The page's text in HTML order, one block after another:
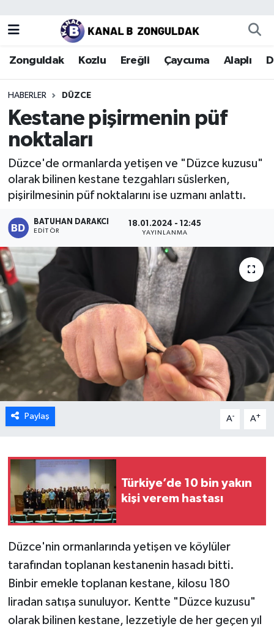
Zonguldak Kozlu Ereğli Çaycuma Alaplı
HABERLER DÜZCE
Kestane pişirmenin püf
noktaları
Düzce'de ormanlarda yetişen ve "Düzce kuzusu"
olarak bilinen kestane tezgahları süslerken,
pişirilmesinin püf noktalarını ise uzmanı anlattı.
BATUHAN DARAKCI
EDITÖR
18.01.2024 - 12:45
YAYINLANMA
Paylaş A- A+
Türkiye’de 10 bin yakın
kişi verem hastası
Düzce'nin ormanlarında yetişen ve köylüler
tarafından toplanan kestanenin hasadı bitti.
Binbir emekle toplanan kestane, kilosu 180
liradan satışa sunuluyor. Kentte "Düzce kuzusu"
olarak bilinen kestane, lezzetiyle de her geçen yıl
Zonguldak
Kozlu
Ereğli
Çaycuma
Devrek
Gökçebey
Bartın
Karabük
Spor
Ulusal
Zonguldak Nöbetçi Eczaneler
Zonguldak Hava Durumu
Zonguldak Trafik Yoğunluk Haritası
Puan Durumu ve Fikstür
Son Dakika Haberleri
Haber Arşivi